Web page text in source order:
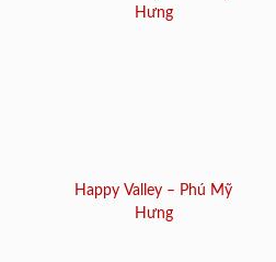
Hưng
Happy Valley – Phú Mỹ
Hưng